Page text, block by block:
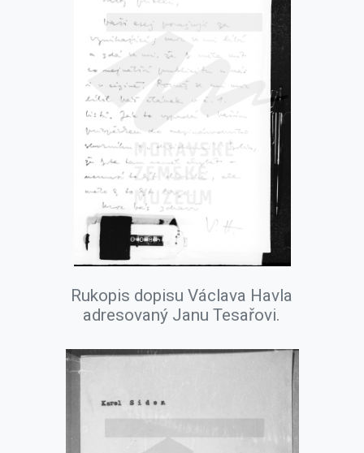
Rukopis dopisu Václava Havla
adresovaný Janu Tesařovi.